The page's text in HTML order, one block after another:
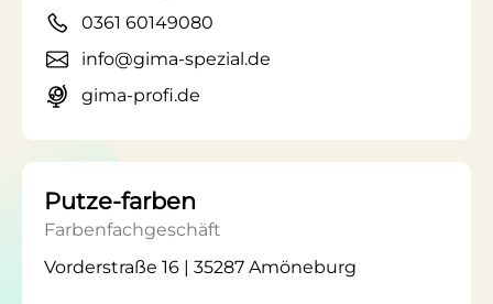
0361 60149080
info@gima-spezial.de
gima-profi.de
Putze-farben
Farbenfachgeschäft
Vorderstraße 16 | 35287 Amöneburg